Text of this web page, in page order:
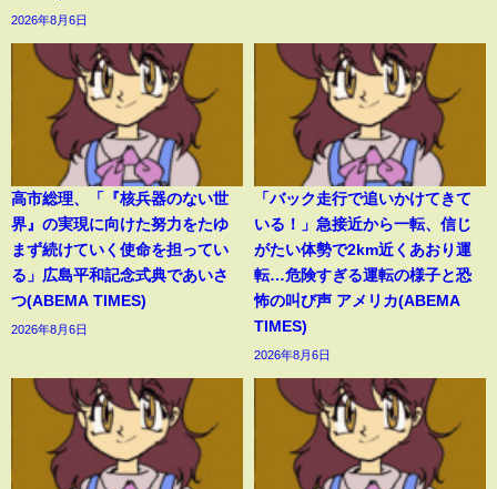
2026年8月6日
高市総理、「『核兵器のない世
界』の実現に向けた努力をたゆ
まず続けていく使命を担ってい
る」広島平和記念式典であいさ
つ(ABEMA TIMES)
2026年8月6日
「バック走行で追いかけてきて
いる！」急接近から一転、信じ
がたい体勢で2km近くあおり運
転…危険すぎる運転の様子と恐
怖の叫び声 アメリカ(ABEMA
TIMES)
2026年8月6日